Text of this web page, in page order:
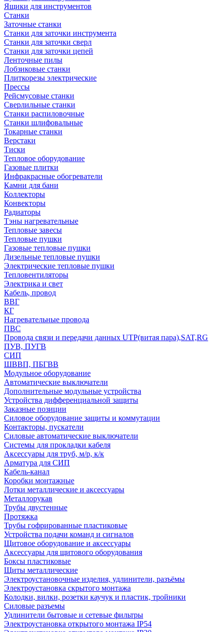
Ящики для инструментов
Станки
Заточные станки
Станки для заточки инструмента
Станки для заточки сверл
Станки для заточки цепей
Ленточные пилы
Лобзиковые станки
Плиткорезы электрические
Прессы
Рейсмусовые станки
Сверлильные станки
Станки распиловочные
Станки шлифовальные
Токарные станки
Верстаки
Тиски
Тепловое оборудование
Газовые плитки
Инфракрасные обогреватели
Камни для бани
Коллекторы
Конвекторы
Радиаторы
Тэны нагревательные
Тепловые завесы
Тепловые пушки
Газовые тепловые пушки
Дизельные тепловые пушки
Электрические тепловые пушки
Тепловентиляторы
Электрика и свет
Кабель, провод
ВВГ
КГ
Нагревательные провода
ПВС
Провода связи и передачи данных UTP(витая пара),SAT,RG
ПУВ, ПУГВ
СИП
ШВВП, ПБГВВ
Модульное оборудование
Автоматические выключатели
Дополнительные модульные устройства
Устройства дифференциальной защиты
Заказные позиции
Силовое оборудование защиты и коммутации
Контакторы, пускатели
Силовые автоматические выключатели
Системы для прокладки кабеля
Аксессуары для труб, м/р, к/к
Арматура для СИП
Кабель-канал
Коробки монтажные
Лотки металлические и аксессуары
Металлорукав
Трубы двустенные
Протяжка
Трубы гофрированные пластиковые
Устройства подачи команд и сигналов
Щитовое оборудование и аксессуары
Аксессуары для щитового оборудования
Боксы пластиковые
Щиты металлические
Электроустановочные изделия, удлинители, разъёмы
Электроустановка скрытого монтажа
Колодки, вилки, розетки каучук и пластик, тройники
Силовые разъемы
Удлинители бытовые и сетевые фильтры
Электроустановка открытого монтажа IP54